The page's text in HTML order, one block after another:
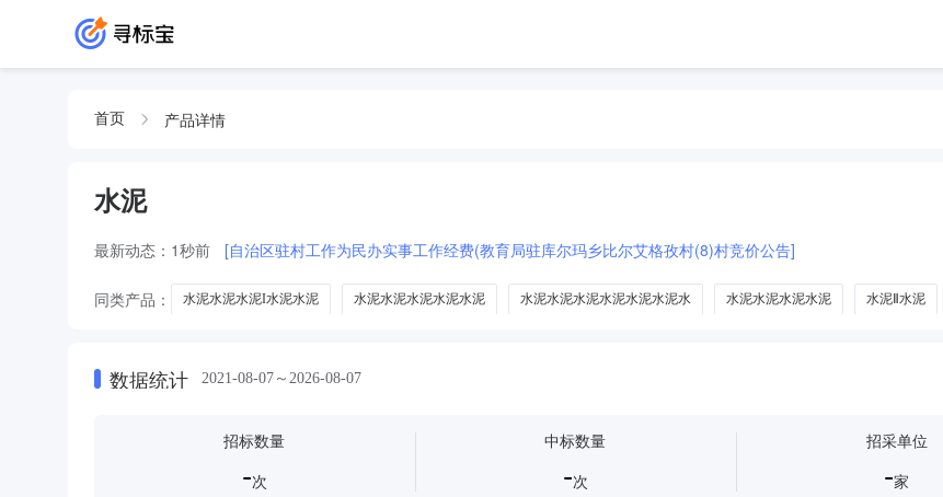
首页 产品详情
水泥
最新动态： 1秒前 [自治区驻村工作为民办实事工作经费(教育局驻库尔玛乡比尔艾格孜村(8)村竞价公告]
同类产品： 水泥水泥水泥I水泥水泥 水泥水泥水泥水泥水泥 水泥水泥水泥水泥水泥水泥水 水泥水泥水泥水泥 水泥Ⅱ水泥
数据统计 2021-08-07～2026-08-07
招标数量
-次
中标数量
-次
招采单位
-家